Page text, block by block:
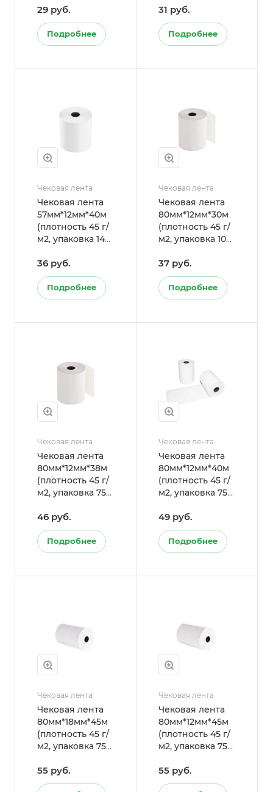
29 руб.
Подробнее
31 руб.
Подробнее
Чековая лента
Чековая лента
57мм*12мм*40м
(плотность 45 г/
м2, упаковка 144
36 руб.
Подробнее
Чековая лента
Чековая лента
80мм*12мм*30м
(плотность 45 г/
м2, упаковка 108
37 руб.
Подробнее
Чековая лента
Чековая лента
80мм*12мм*38м
(плотность 45 г/
м2, упаковка 75
46 руб.
Подробнее
Чековая лента
Чековая лента
80мм*12мм*40м
(плотность 45 г/
м2, упаковка 75
49 руб.
Подробнее
Чековая лента
Чековая лента
80мм*18мм*45м
(плотность 45 г/
м2, упаковка 75
55 руб.
Чековая лента
Чековая лента
80мм*12мм*45м
(плотность 45 г/
м2, упаковка 75
55 руб.